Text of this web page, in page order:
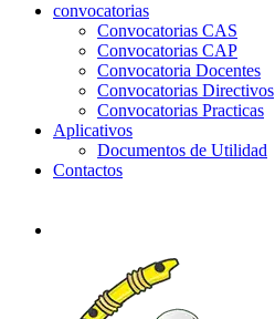
convocatorias
Convocatorias CAS
Convocatorias CAP
Convocatoria Docentes
Convocatorias Directivos
Convocatorias Practicas
Aplicativos
Documentos de Utilidad
Contactos